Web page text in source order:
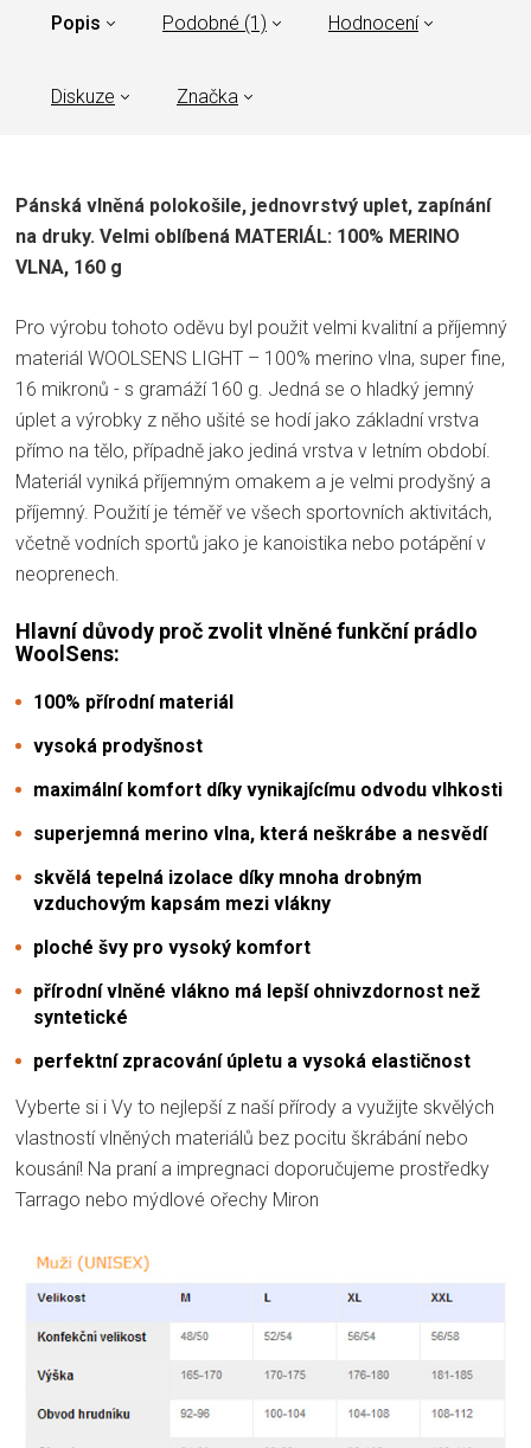
Popis Podobné (1) Hodnocení
Diskuze Značka
Pánská vlněná polokošile, jednovrstvý uplet, zapínání
na druky. Velmi oblíbená MATERIÁL: 100% MERINO
VLNA, 160 g
Pro výrobu tohoto oděvu byl použit velmi kvalitní a příjemný
materiál WOOLSENS LIGHT – 100% merino vlna, super fine,
16 mikronů - s gramáží 160 g. Jedná se o hladký jemný
úplet a výrobky z něho ušité se hodí jako základní vrstva
přímo na tělo, případně jako jediná vrstva v letním období.
Materiál vyniká příjemným omakem a je velmi prodyšný a
příjemný. Použití je téměř ve všech sportovních aktivitách,
včetně vodních sportů jako je kanoistika nebo potápění v
neoprenech.
Hlavní důvody proč zvolit vlněné funkční prádlo
WoolSens:
100% přírodní materiál
vysoká prodyšnost
maximální komfort díky vynikajícímu odvodu vlhkosti
superjemná merino vlna, která neškrábe a nesvědí
skvělá tepelná izolace díky mnoha drobným
vzduchovým kapsám mezi vlákny
ploché švy pro vysoký komfort
přírodní vlněné vlákno má lepší ohnivzdornost než
syntetické
perfektní zpracování úpletu a vysoká elastičnost
Vyberte si i Vy to nejlepší z naší přírody a využijte skvělých
vlastností vlněných materiálů bez pocitu škrábání nebo
kousání! Na praní a impregnaci doporučujeme prostředky
Tarrago nebo mýdlové ořechy Miron